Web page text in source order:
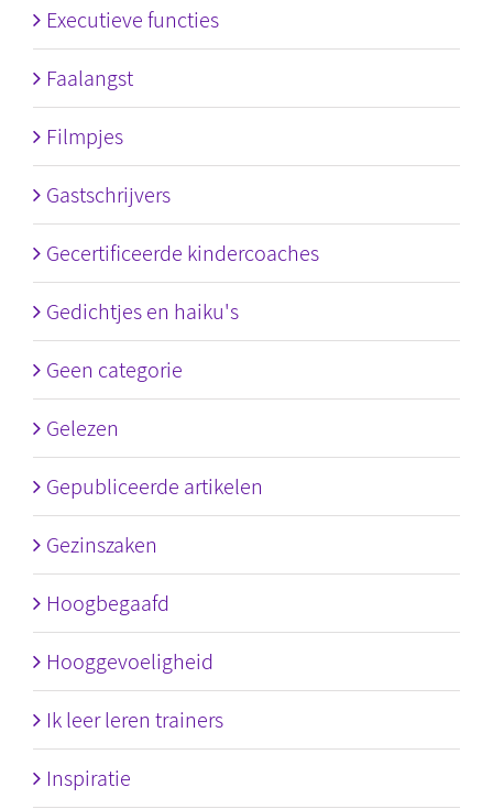
Executieve functies
Faalangst
Filmpjes
Gastschrijvers
Gecertificeerde kindercoaches
Gedichtjes en haiku's
Geen categorie
Gelezen
Gepubliceerde artikelen
Gezinszaken
Hoogbegaafd
Hooggevoeligheid
Ik leer leren trainers
Inspiratie